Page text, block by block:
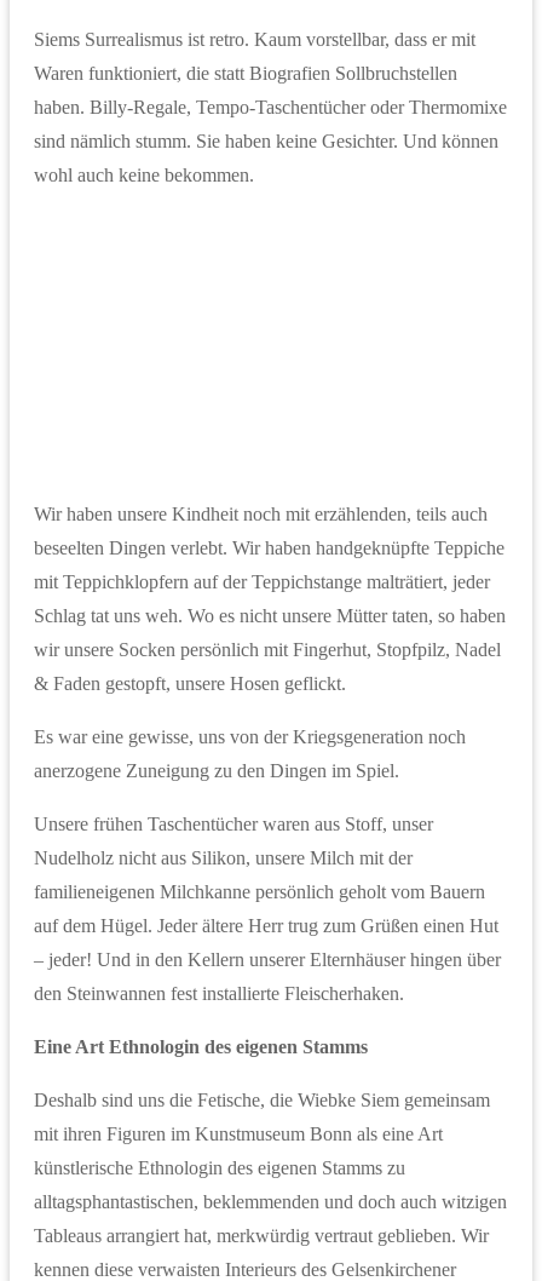
Siems Surrealismus ist retro. Kaum vorstellbar, dass er mit
Waren funktioniert, die statt Biografien Sollbruchstellen
haben. Billy-Regale, Tempo-Taschentücher oder Thermomixe
sind nämlich stumm. Sie haben keine Gesichter. Und können
wohl auch keine bekommen.
Wir haben unsere Kindheit noch mit erzählenden, teils auch
beseelten Dingen verlebt. Wir haben handgeknüpfte Teppiche
mit Teppichklopfern auf der Teppichstange malträtiert, jeder
Schlag tat uns weh. Wo es nicht unsere Mütter taten, so haben
wir unsere Socken persönlich mit Fingerhut, Stopfpilz, Nadel
& Faden gestopft, unsere Hosen geflickt.
Es war eine gewisse, uns von der Kriegsgeneration noch
anerzogene Zuneigung zu den Dingen im Spiel.
Unsere frühen Taschentücher waren aus Stoff, unser
Nudelholz nicht aus Silikon, unsere Milch mit der
familieneigenen Milchkanne persönlich geholt vom Bauern
auf dem Hügel. Jeder ältere Herr trug zum Grüßen einen Hut
– jeder! Und in den Kellern unserer Elternhäuser hingen über
den Steinwannen fest installierte Fleischerhaken.
Eine Art Ethnologin des eigenen Stamms
Deshalb sind uns die Fetische, die Wiebke Siem gemeinsam
mit ihren Figuren im Kunstmuseum Bonn als eine Art
künstlerische Ethnologin des eigenen Stamms zu
alltagsphantastischen, beklemmenden und doch auch witzigen
Tableaus arrangiert hat, merkwürdig vertraut geblieben. Wir
kennen diese verwaisten Interieurs des Gelsenkirchener